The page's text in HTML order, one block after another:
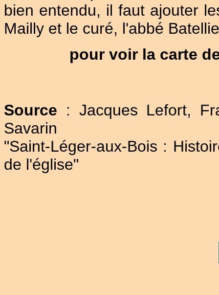
bien entendu, il faut ajouter
Mailly et le curé, l'abbé
pour voir la carte
Source : Jacques Lefort,
Savarin
"Saint-Léger-aux-Bois :
de l'église"